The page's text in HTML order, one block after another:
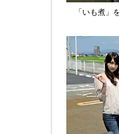
「いも煮」